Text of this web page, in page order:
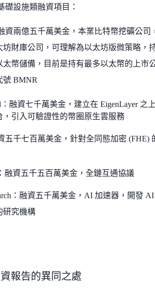
礎設施類融資項目：
資兩億五千萬美金，本業比特幣挖礦公司
坊財庫公司，可理解為以太坊版微策略，
太幣儲備，目前是持有最多以太幣的上市
號 BMNR
：融資七千萬美金，建立在 EigenLayer 之
，引入可驗證性的幣圈原生雲服務
五千七百萬美金，針對全同態加密 (FHE)
融資五千五百萬美金，全鏈互通協議
：融資五千萬美金，AI 加速器，開發
研究機構
報告的異同之處